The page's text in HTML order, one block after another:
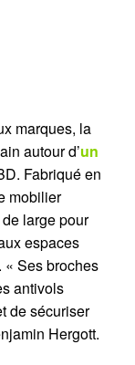
marques, la
autour d’un
Fabriqué en
mobilier
large pour
espaces
« Ses broches
antivols
de sécuriser
Hergott.